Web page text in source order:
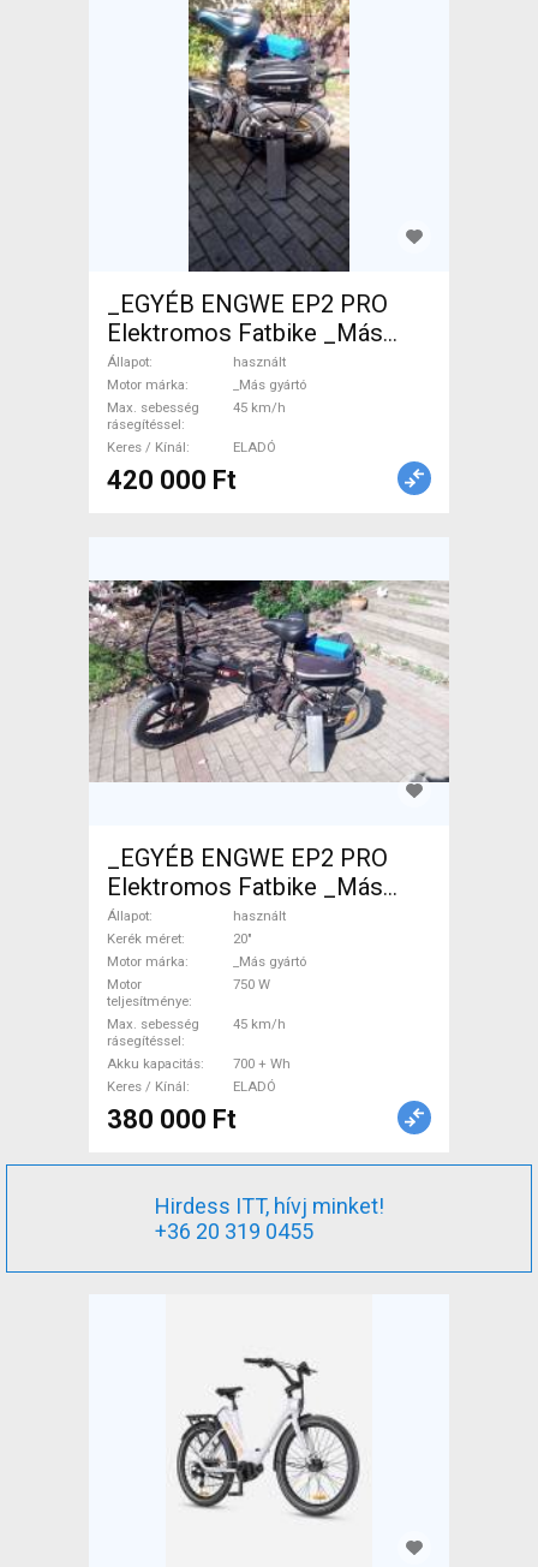
_EGYÉB ENGWE EP2 PRO
Elektromos Fatbike _Más
gyártó használt ELADÓ
Állapot
használt
Motor márka
_Más gyártó
Max. sebesség
rásegítéssel
45 km/h
Keres / Kínál ELADÓ
420 000 Ft
_EGYÉB ENGWE EP2 PRO
Elektromos Fatbike _Más
gyártó használt ELADÓ
Állapot
használt
Kerék méret
20"
Motor márka
_Más gyártó
Motor
teljesítménye
750 W
Max. sebesség
rásegítéssel
45 km/h
Akku kapacitás
700 + Wh
Keres / Kínál
ELADÓ
380 000 Ft
Hirdess ITT, hívj minket!
+36 20 319 0455